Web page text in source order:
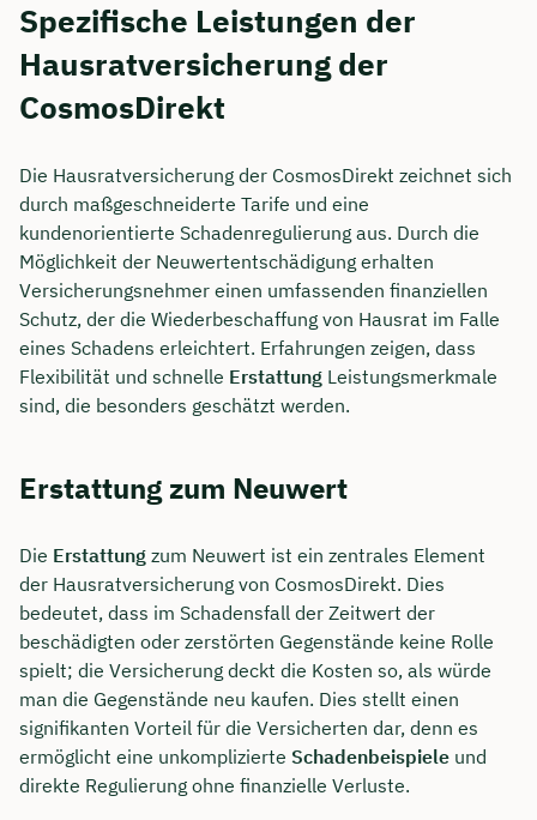
Spezifische Leistungen der
Hausratversicherung der
CosmosDirekt
Die Hausratversicherung der CosmosDirekt zeichnet sich
durch maßgeschneiderte Tarife und eine
kundenorientierte Schadenregulierung aus. Durch die
Möglichkeit der Neuwertentschädigung erhalten
Versicherungsnehmer einen umfassenden finanziellen
Schutz, der die Wiederbeschaffung von Hausrat im Falle
eines Schadens erleichtert. Erfahrungen zeigen, dass
Flexibilität und schnelle Erstattung Leistungsmerkmale
sind, die besonders geschätzt werden.
Erstattung zum Neuwert
Die Erstattung zum Neuwert ist ein zentrales Element
der Hausratversicherung von CosmosDirekt. Dies
bedeutet, dass im Schadensfall der Zeitwert der
beschädigten oder zerstörten Gegenstände keine Rolle
spielt; die Versicherung deckt die Kosten so, als würde
man die Gegenstände neu kaufen. Dies stellt einen
signifikanten Vorteil für die Versicherten dar, denn es
ermöglicht eine unkomplizierte Schadenbeispiele und
direkte Regulierung ohne finanzielle Verluste.